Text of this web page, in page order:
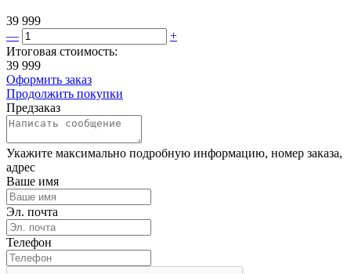
39 999
—
+
Итоговая стоимость:
39 999
Оформить заказ
Продолжить покупки
Предзаказ
Укажите максимально подробную информацию, номер заказа,
адрес
Ваше имя
Эл. почта
Телефон